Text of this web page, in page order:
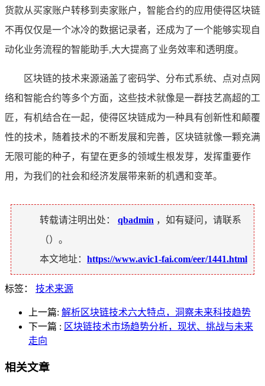
货款从买家账户转移到卖家账户，智能合约的应用使得区块链
不再仅仅是一个冰冷的数据记录者，还成为了一个能够实现自
动化业务流程的智能助手,大大提高了业务效率和透明度。
区块链的技术来源涵盖了密码学、分布式系统、点对点网
络和智能合约等多个方面，这些技术就像是一群技艺高超的工
匠，有机结合在一起，使得区块链成为一种具有创新性和颠覆
性的技术，随着技术的不断发展和完善，区块链就像一颗充满
无限可能的种子，有望在更多的领域生根发芽，发挥重要作
用，为我们的社会和经济发展带来新的机遇和变革。
转载请注明出处： qbadmin ，如有疑问，请联系
（）。
本文地址： https://www.avic1-fai.com/eer/1441.html
标签： 技术来源
上一篇: 解析区块链技术六大特点，洞察未来科技趋势
下一篇 : 区块链技术市场趋势分析，现状、挑战与未来
走向
相关文章